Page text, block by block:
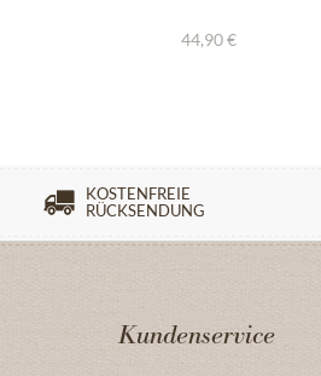
44,90 €
KOSTENFREIE
RÜCKSENDUNG
Kundenservice